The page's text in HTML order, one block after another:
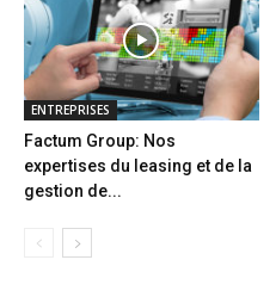
ENTREPRISES
Factum Group: Nos
expertises du leasing et de la
gestion de...